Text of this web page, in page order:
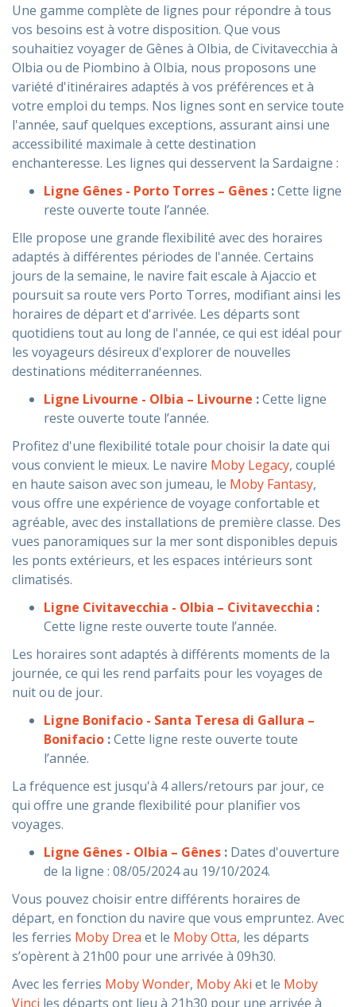
Une gamme complète de lignes pour répondre à tous
vos besoins est à votre disposition. Que vous
souhaitiez voyager de Gênes à Olbia, de Civitavecchia à
Olbia ou de Piombino à Olbia, nous proposons une
variété d'itinéraires adaptés à vos préférences et à
votre emploi du temps. Nos lignes sont en service toute
l'année, sauf quelques exceptions, assurant ainsi une
accessibilité maximale à cette destination
enchanteresse. Les lignes qui desservent la Sardaigne :
Ligne Gênes - Porto Torres – Gênes :Cette ligne
reste ouverte toute l’année.
Elle propose une grande flexibilité avec des horaires
adaptés à différentes périodes de l'année. Certains
jours de la semaine, le navire fait escale à Ajaccio et
poursuit sa route vers Porto Torres, modifiant ainsi les
horaires de départ et d'arrivée. Les départs sont
quotidiens tout au long de l'année, ce qui est idéal pour
les voyageurs désireux d'explorer de nouvelles
destinations méditerranéennes.
Ligne Livourne - Olbia – Livourne :Cette ligne
reste ouverte toute l’année.
Profitez d'une flexibilité totale pour choisir la date qui
vous convient le mieux. Le navire Moby Legacy, couplé
en haute saison avec son jumeau, le Moby Fantasy,
vous offre une expérience de voyage confortable et
agréable, avec des installations de première classe. Des
vues panoramiques sur la mer sont disponibles depuis
les ponts extérieurs, et les espaces intérieurs sont
climatisés.
Ligne Civitavecchia - Olbia – Civitavecchia :
Cette ligne reste ouverte toute l’année.
Les horaires sont adaptés à différents moments de la
journée, ce qui les rend parfaits pour les voyages de
nuit ou de jour.
Ligne Bonifacio - Santa Teresa di Gallura –
Bonifacio :Cette ligne reste ouverte toute
l’année.
La fréquence est jusqu'à 4 allers/retours par jour, ce
qui offre une grande flexibilité pour planifier vos
voyages.
Ligne Gênes - Olbia – Gênes : Dates d'ouverture
de la ligne : 08/05/2024 au 19/10/2024.
Vous pouvez choisir entre différents horaires de
départ, en fonction du navire que vous empruntez. Avec
les ferries Moby Drea et le Moby Otta, les départs
s’opèrent à 21h00 pour une arrivée à 09h30.
Avec les ferries Moby Wonder, Moby Aki et le Moby
Vinci les départs ont lieu à 21h30 pour une arrivée à